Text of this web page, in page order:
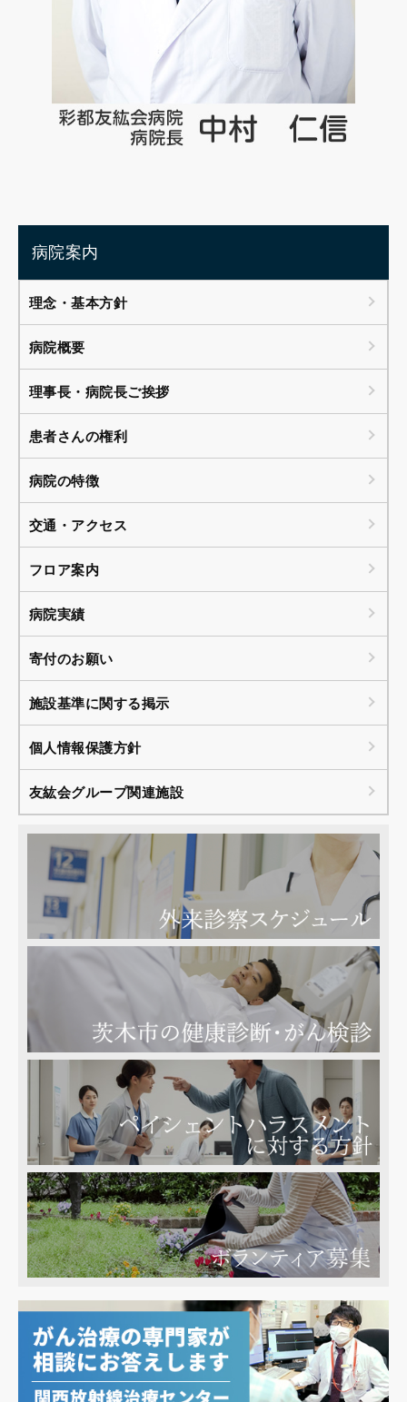
病院案内
理念・基本方針
病院概要
理事長・病院長ご挨拶
患者さんの権利
病院の特徴
交通・アクセス
フロア案内
病院実績
寄付のお願い
施設基準に関する掲示
個人情報保護方針
友紘会グループ関連施設